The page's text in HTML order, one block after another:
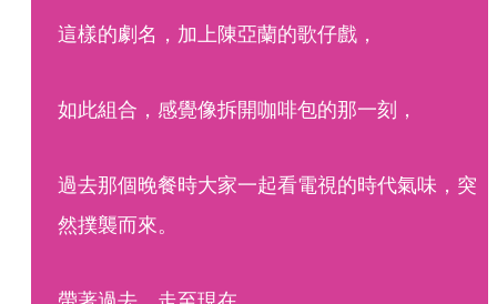
這樣的劇名，加上陳亞蘭的歌仔戲，
如此組合，感覺像拆開咖啡包的那一刻，
過去那個晚餐時大家一起看電視的時代氣味，突
然撲襲而來。